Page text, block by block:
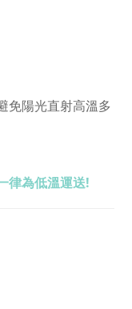
免陽光直射高溫多
律為低溫運送!